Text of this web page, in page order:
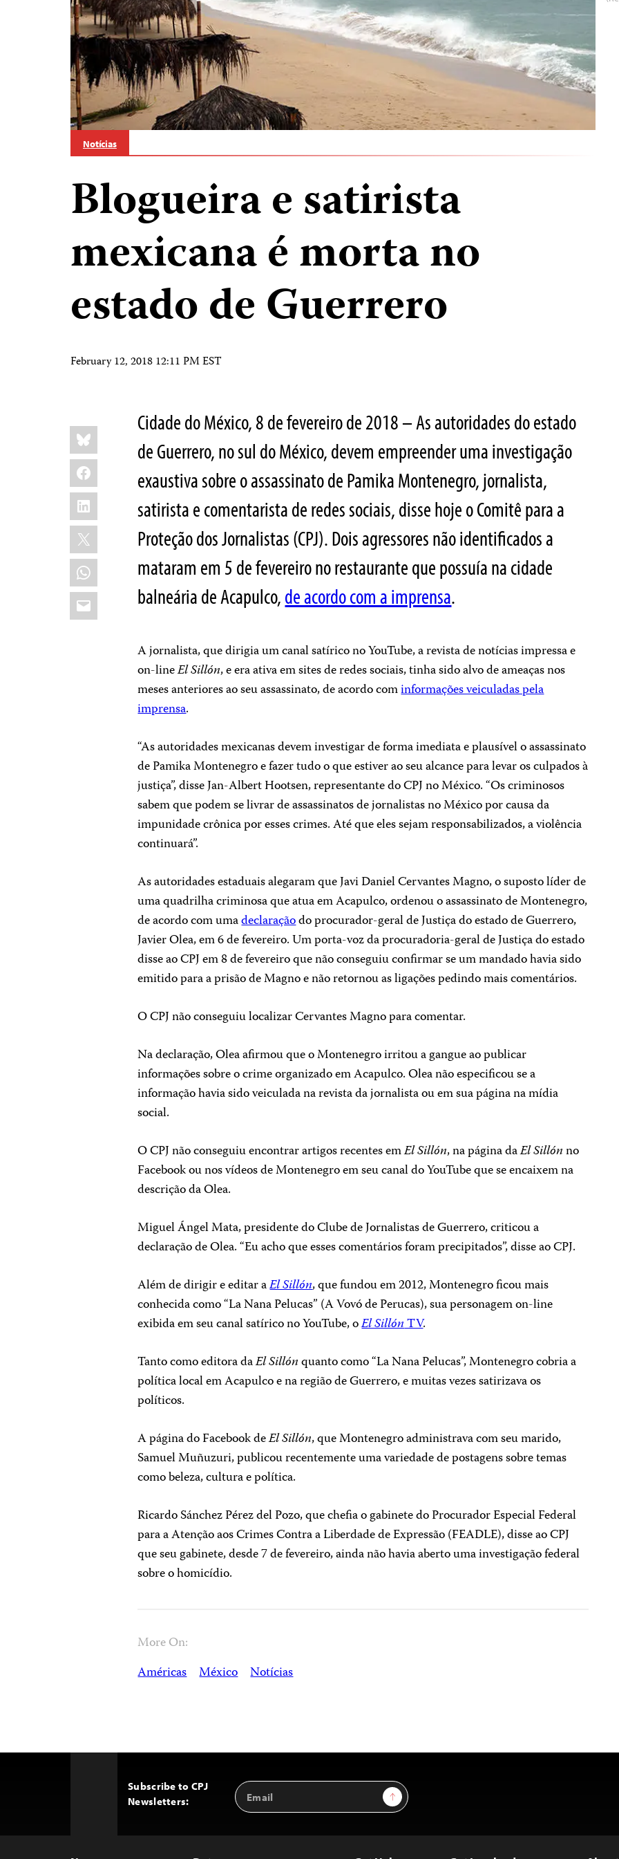
Notícias
Blogueira e satirista
mexicana é morta no
estado de Guerrero
February 12, 2018 12:11 PM EST
Share
this:
Bluesky
Facebook
LinkedIn
X
WhatsApp
Email
Cidade do México, 8 de fevereiro de 2018 – As autoridades do estado
de Guerrero, no sul do México, devem empreender uma investigação
exaustiva sobre o assassinato de Pamika Montenegro, jornalista,
satirista e comentarista de redes sociais, disse hoje o Comitê para a
Proteção dos Jornalistas (CPJ). Dois agressores não identificados a
mataram em 5 de fevereiro no restaurante que possuía na cidade
balneária de Acapulco,de acordo com a imprensa.
A jornalista, que dirigia um canal satírico no YouTube, a revista de notícias impressa e
on-lineEl Sillón, e era ativa em sites de redes sociais, tinha sido alvo de ameaças nos
meses anteriores ao seu assassinato, de acordo cominformações veiculadas pela
imprensa.
“As autoridades mexicanas devem investigar de forma imediata e plausível o assassinato
de Pamika Montenegro e fazer tudo o que estiver ao seu alcance para levar os culpados à
justiça”, disse Jan-Albert Hootsen, representante do CPJ no México. “Os criminosos
sabem que podem se livrar de assassinatos de jornalistas no México por causa da
impunidade crônica por esses crimes. Até que eles sejam responsabilizados, a violência
continuará”.
As autoridades estaduais alegaram que Javi Daniel Cervantes Magno, o suposto líder de
uma quadrilha criminosa que atua em Acapulco, ordenou o assassinato de Montenegro,
de acordo com umadeclaraçãodo procurador-geral de Justiça do estado de Guerrero,
Javier Olea, em 6 de fevereiro. Um porta-voz da procuradoria-geral de Justiça do estado
disse ao CPJ em 8 de fevereiro que não conseguiu confirmar se um mandado havia sido
emitido para a prisão de Magno e não retornou as ligações pedindo mais comentários.
O CPJ não conseguiu localizar Cervantes Magno para comentar.
Na declaração, Olea afirmou que o Montenegro irritou a gangue ao publicar
informações sobre o crime organizado em Acapulco. Olea não especificou se a
informação havia sido veiculada na revista da jornalista ou em sua página na mídia
social.
O CPJ não conseguiu encontrar artigos recentes emEl Sillón, na página daEl Sillónno
Facebook ou nos vídeos de Montenegro em seu canal do YouTube que se encaixem na
descrição da Olea.
Miguel Ángel Mata, presidente do Clube de Jornalistas de Guerrero, criticou a
declaração de Olea. “Eu acho que esses comentários foram precipitados”, disse ao CPJ.
Além de dirigir e editar aEl Sillón, que fundou em 2012, Montenegro ficou mais
conhecida como “La Nana Pelucas” (A Vovó de Perucas), sua personagem on-line
exibida em seu canal satírico no YouTube, oEl SillónTV.
Tanto como editora daEl Sillónquanto como “La Nana Pelucas”, Montenegro cobria a
política local em Acapulco e na região de Guerrero, e muitas vezes satirizava os
políticos.
A página do Facebook deEl Sillón, que Montenegro administrava com seu marido,
Samuel Muñuzuri, publicou recentemente uma variedade de postagens sobre temas
como beleza, cultura e política.
Ricardo Sánchez Pérez del Pozo, que chefia o gabinete do Procurador Especial Federal
para a Atenção aos Crimes Contra a Liberdade de Expressão (FEADLE), disse ao CPJ
que seu gabinete, desde 7 de fevereiro, ainda não havia aberto uma investigação federal
sobre o homicídio.
More On:
Américas México Notícias
Subscribe to CPJ
Newsletters:
Email
Address
Sign Up